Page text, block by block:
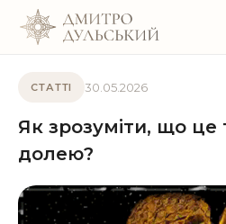
СТАТТІ 30.05.2026
Як зрозуміти, що
долею?